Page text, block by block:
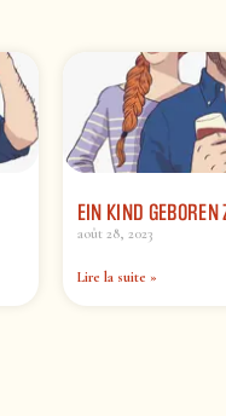
EIN KIND GEBOREN
août 28, 2023
Lire la suite »